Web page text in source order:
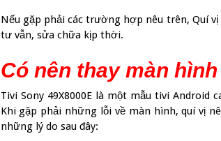
Nếu gặp phải các trường hợp nêu trên, Quí
tư vẫn, sửa chữa kịp thời.
Có nên thay màn
Tivi Sony 49X8000E là một mẫu tivi Android
Khi gặp phải những lỗi về màn hình, quí vị
những lý do sau đây: